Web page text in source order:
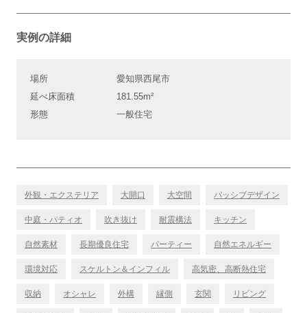
実例の詳細
場所
愛知県西尾市
延べ床面積
181.55m²
形態
一般住宅
外観・エクステリア 大開口 大空間 パッシブデザイン
中庭・パティオ 吹き抜け 耐震構法 キッチン
自然素材 長期優良住宅 パーティー 自然エネルギー
環境対応 スケルトン＆インフィル 高気密、高断熱住宅
収納 オシャレ 外構 縁側 玄関 リビング